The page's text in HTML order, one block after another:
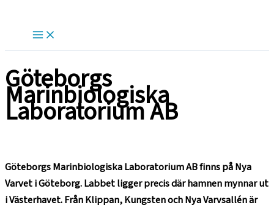
Göteborgs
Marinbiologiska
Laboratorium AB
Göteborgs Marinbiologiska Laboratorium AB finns på Nya
Varvet i Göteborg. Labbet ligger precis där hamnen mynnar ut
i Västerhavet. Från Klippan, Kungsten och Nya Varvsallén är